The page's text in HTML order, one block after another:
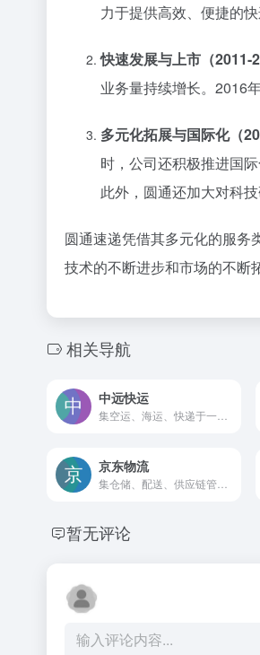
力于提供高效、便捷的
快速发展与上市（2011-
业务量持续增长。2016
多元化拓展与国际化（
时，公司还积极推进国
此外，圆通还加大对科
圆通速递凭借其多元化的服务
技术的不断进步和市场的不断
相关导航
中远快运
京东物流
暂无评论